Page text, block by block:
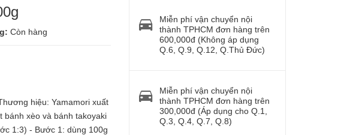
Còn hàng
hiệu: Yamamori xuất
xèo và bánh takoyaki
1:3) - Bước 1: dùng 100g
Miễn phí vận chuyển nội
thành TPHCM đơn hàng trên
600,000đ (Không áp dụng
Q.6, Q.9, Q.12, Q.Thủ Đức)
Miễn phí vận chuyển nội
thành TPHCM đơn hàng trên
300,000đ (Áp dụng cho Q.1,
Q.3, Q.4, Q.7, Q.8)